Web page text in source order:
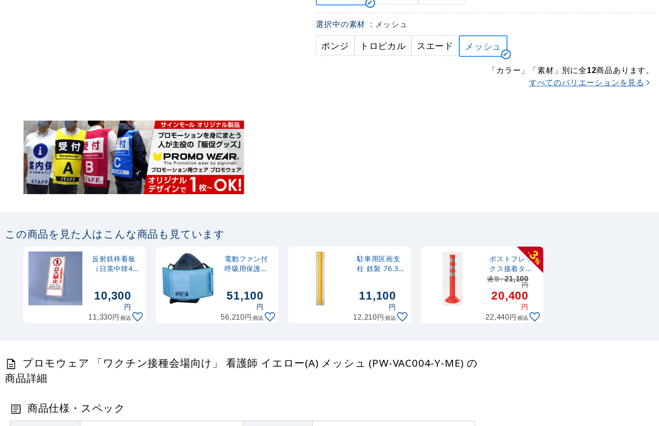
選択中の素材 : メッシュ
ポンジ トロピカル スエード メッシュ
「カラー」「素材」別に全12商品あります。
すべてのバリエーションを見る
この商品を見た人はこんな商品も見ています
反射鉄枠看板
（日英中韓4カ
入禁止 (396-
10,300
円
11,330円 税込
電動ファン付
呼吸用保護
153)
51,100
円
56,210円 税込
駐車用区画支
柱 鉄製 76.3Φ
11,100
円
12,210円 税込
-
3
%
ポストフレッ
クス接着タイ
プ オレンジ
H650 (835-
321)
通常:21,100
円
20,400
円
22,440円 税込
プロモウェア 「ワクチン接種会場向け」 看護師 イエロー(A) メッシュ (PW-VAC004-Y-ME) の
商品詳細
商品仕様・スペック